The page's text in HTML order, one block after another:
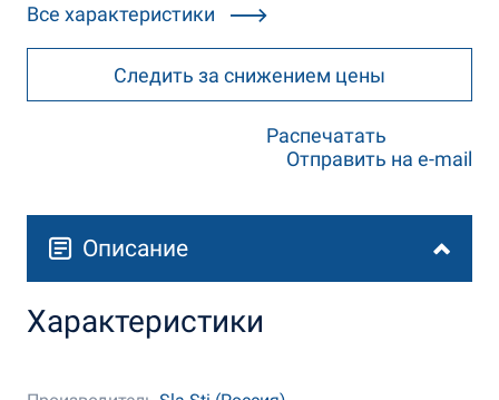
Все характеристики
Следить за снижением цены
Распечатать
Отправить на e-mail
Описание
Характеристики